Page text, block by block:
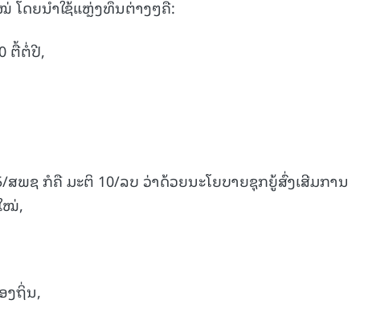
ໂດຍນໍາໃຊ້ແຫຼ່ງທຶນຕ່າງໆຄື:
ຕື້ຕໍ່ປີ,
ສພຊ ກໍຄື ມະຕິ 10/ລບ ວ່າດ້ວຍນະໂຍບາຍຊຸກຍູ້ສົ່ງເສີມການ
ໝ່,
ງຖິ່ນ,